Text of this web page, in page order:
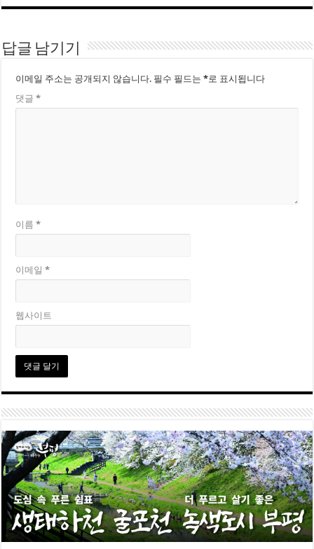
답글 남기기
이메일 주소는 공개되지 않습니다. 필수 필드는*로 표시됩니다
댓글*
이름*
이메일*
웹사이트